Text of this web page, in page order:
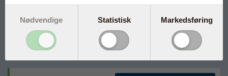
Velegnet til vegetarianere og veganere
Fremstilt under farmasøytisk kontroll
Nødvendige Statistisk Markedsføring